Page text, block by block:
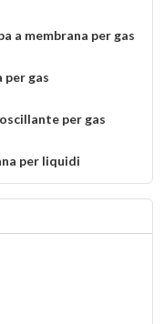
a membrana per gas
per gas
per gas
per liquidi
per gas
gas